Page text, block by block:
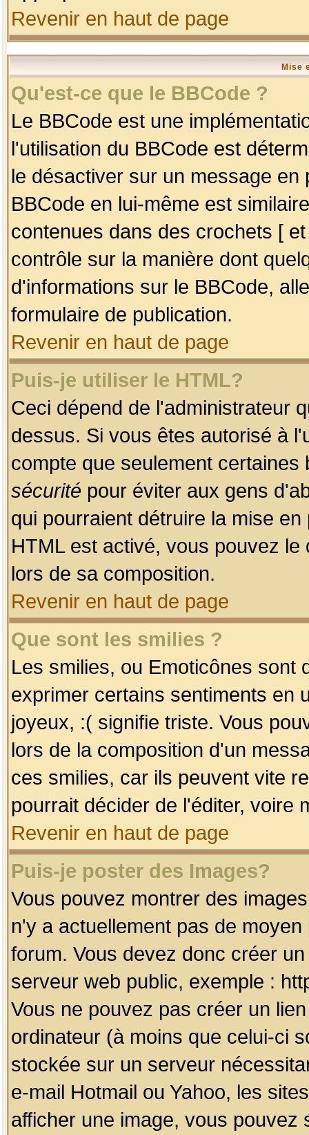
Revenir en haut de page
Mise
Qu'est-ce que le BBCode ?
Le BBCode est une
l'utilisation du BBCode est
le désactiver sur un message
BBCode en lui-même est
contenues dans des crochets [
contrôle sur la manière dont
d'informations sur le BBCode,
formulaire de publication.
Revenir en haut de page
Puis-je utiliser le HTML?
Ceci dépend de l'administrateur
dessus. Si vous êtes autorisé à
compte que seulement
sécurité pour éviter aux gens
qui pourraient détruire la mise
HTML est activé, vous pouvez
lors de sa composition.
Revenir en haut de page
Que sont les smilies ?
Les smilies, ou Emoticônes sont
exprimer certains sentiments en
joyeux, :( signifie triste. Vous
lors de la composition d'un
ces smilies, car ils peuvent vite
pourrait décider de l'éditer, voire
Revenir en haut de page
Puis-je poster des Images?
Vous pouvez montrer des
n'y a actuellement pas de
forum. Vous devez donc créer
serveur web public, exemple :
Vous ne pouvez pas créer un
ordinateur (à moins que celui-ci
stockée sur un serveur
e-mail Hotmail ou Yahoo, les
afficher une image, vous pouvez